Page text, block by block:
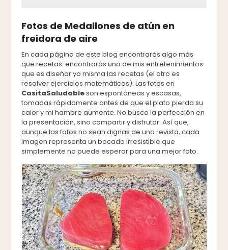
Fotos de Medallones de atún en
freidora de aire
En cada página de este blog encontrarás algo más
que recetas: encontrarás uno de mis entretenimientos
que es diseñar yo misma las recetas (el otro es
resolver ejercicios matemáticos). Las fotos en
CasitaSaludableson espontáneas y escasas,
tomadas rápidamente antes de que el plato pierda su
calor y mi hambre aumente. No busco la perfección en
la presentación, sino compartir y disfrutar. Así que,
aunque las fotos no sean dignas de una revista, cada
imagen representa un bocado irresistible que
simplemente no puede esperar para una mejor foto.